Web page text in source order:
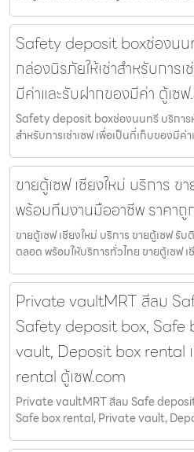
Safety deposit boxช่องน
กล่องนิรภัยให้เช่าสำหรับการเ
มีค่าและรับฝากของมีค่า ตู้เซ
Safety deposit boxช่องนนทรี บริการ
สำหรับการเช่าเซฟ เพื่อเป็นที่เก็บของมีค่
ขายตู้เซฟ เชียงใหม่ บริการ
พร้อมทีมงานมืออาชีพ ราคาถู
ขายตู้เซฟ เชียงใหม่ บริการ ขายตู้เซฟ
ตลอด พร้อมให้บริการทั่วไทย ขายตู้เซฟ เ
Private vaultMRT สีลม
Safety deposit box, Safe
vault, Deposit box rental
rental ตู้เซฟ.com
Private vaultMRT สีลม Safe
Safe box rental, Private vault,